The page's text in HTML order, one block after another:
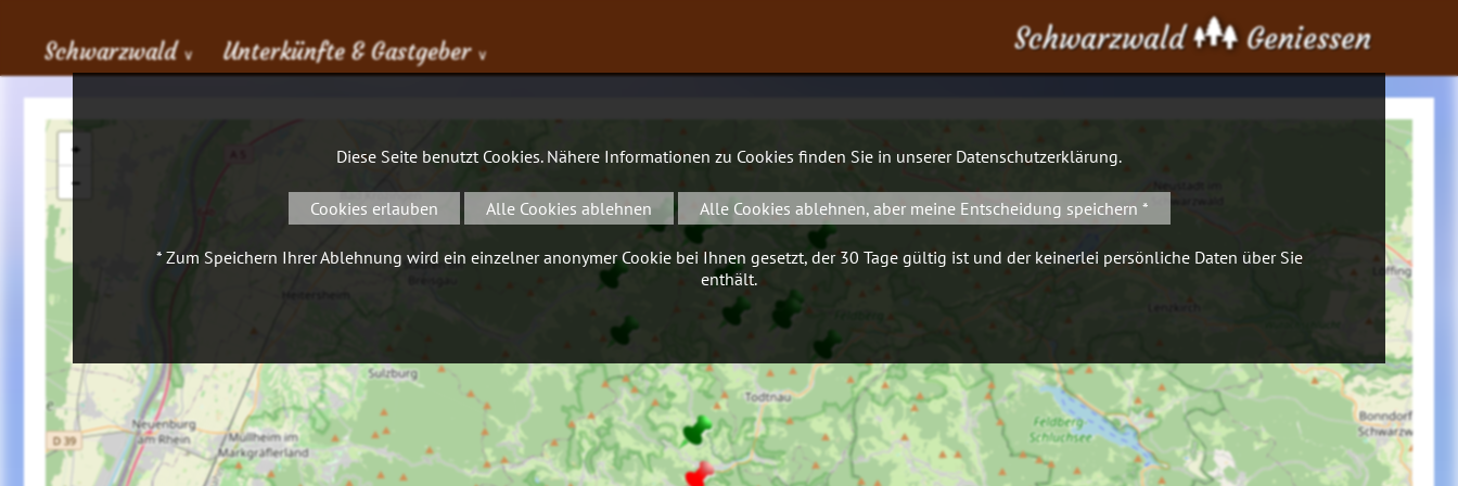
Schwarzwald ∨ Unterkünfte & Gastgeber ∨ Schwarzwald Geniessen
+
−
Diese Seite benutzt Cookies. Nähere Informationen zu Cookies finden Sie in unserer Datenschutzerklärung.
Cookies erlauben Alle Cookies ablehnen Alle Cookies ablehnen, aber meine Entscheidung speichern *
* Zum Speichern Ihrer Ablehnung wird ein einzelner anonymer Cookie bei Ihnen gesetzt, der 30 Tage gültig ist und der keinerlei persönliche Daten über Sie
enthält.